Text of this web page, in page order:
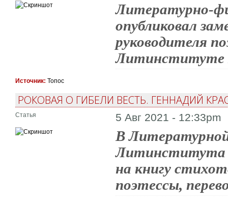
Литературно-
опубликовал
руководителя
Литинституте
Источник: Топос
РОКОВАЯ О ГИБЕЛИ ВЕСТЬ. ГЕННАДИЙ
Статья 5 Авг 2021 - 12:33pm
В
Литинститута
на книгу
поэтессы,